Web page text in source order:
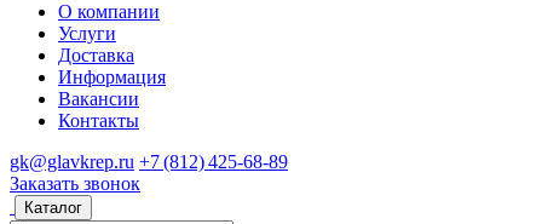
О компании
Услуги
Доставка
Информация
Вакансии
Контакты
gk@glavkrep.ru +7 (812) 425-68-89
Заказать звонок
Каталог